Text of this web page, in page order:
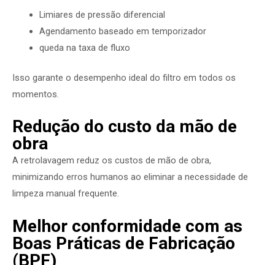
Limiares de pressão diferencial
Agendamento baseado em temporizador
queda na taxa de fluxo
Isso garante o desempenho ideal do filtro em todos os
momentos.
Redução do custo da mão de
obra
A retrolavagem reduz os custos de mão de obra,
minimizando erros humanos ao eliminar a necessidade de
limpeza manual frequente.
Melhor conformidade com as
Boas Práticas de Fabricação
(BPF)